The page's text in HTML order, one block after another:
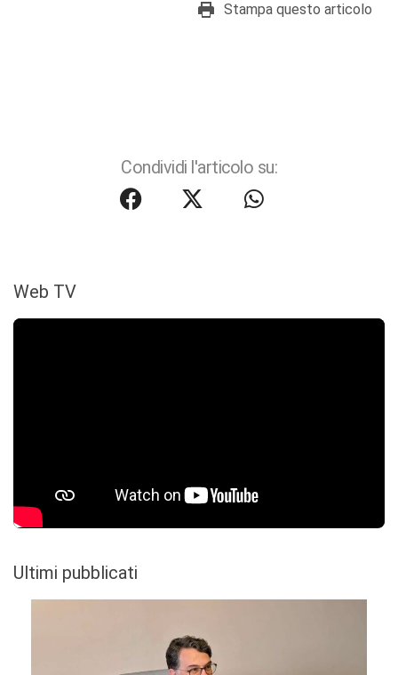
Stampa questo articolo
Condividi l'articolo su:
Web TV
Ultimi pubblicati